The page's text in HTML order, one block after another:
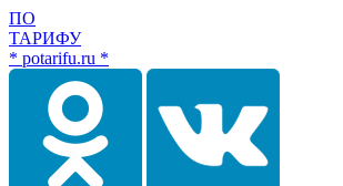
ПО
ТАРИФУ
* potarifu.ru *